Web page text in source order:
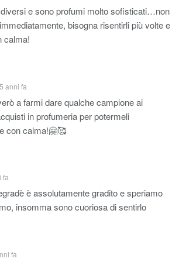
e sono profumi molto sofisticati…non
bisogna risentirli più volte e
calma!
5 anni fa
a farmi dare qualche campione ai
in profumeria per potermeli
con calma!🤗🥰
fa
è assolutamente gradito e speriamo
insomma sono cuoriosa di sentirlo
fa